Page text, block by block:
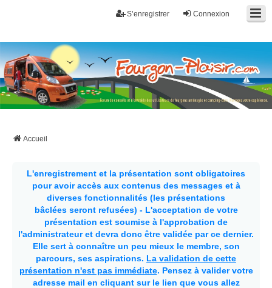
Connexion
S’enregistrer
Fourgon-plaisir.com
Forum de conseils et d'entraide des utilisateurs de fourgons, fourgons
aménagés, vans et de camping-car. Partagez votre expérience.
Accueil
L'enregistrement et la présentation sont obligatoires
pour avoir accès aux contenus des messages et à
diverses fonctionnalités (les présentations
bâclées seront refusées) - L'acceptation de votre
présentation est soumise à l'approbation de
l'administrateur et devra donc être validée par ce dernier.
Elle sert à connaître un peu mieux le membre, son
parcours, ses aspirations. La validation de cette
présentation n'est pas immédiate. Pensez à valider votre
adresse mail en cliquant sur le lien que vous allez